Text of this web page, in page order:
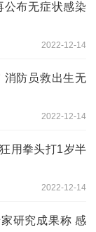
公布无症状感染
2022-12-14
消防员救出生无
2022-12-14
用拳头打1岁半
2022-12-14
研究成果称 感